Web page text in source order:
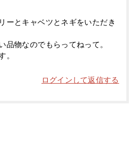
ーとキャベツとネギをいただき
品物なのでもらってねって。
。
ログインして返信する